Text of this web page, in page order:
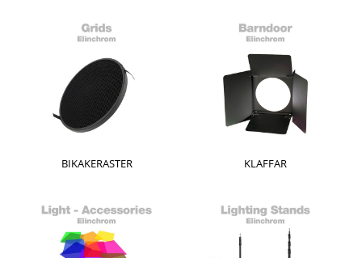
BIKAKERASTER KLAFFAR